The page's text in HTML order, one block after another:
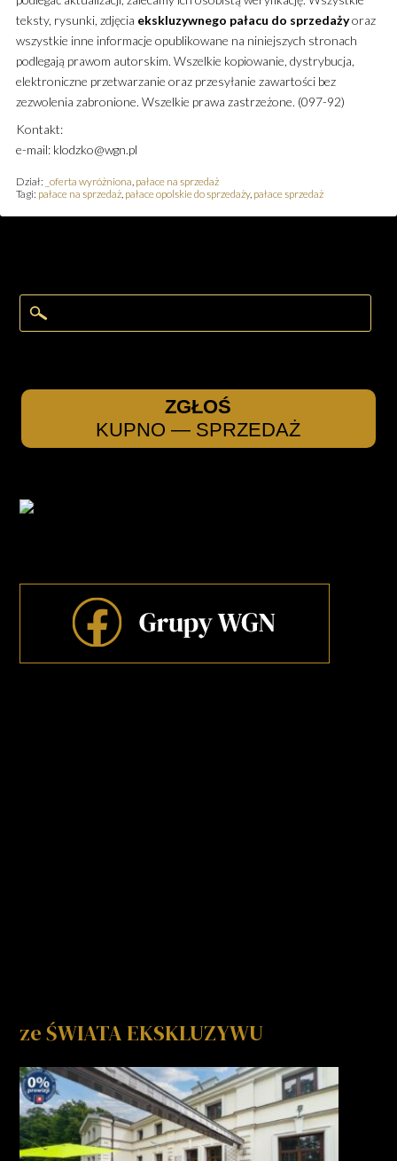
teksty, rysunki, zdjęcia ekskluzywnego pałacu do sprzedażyoraz
wszystkie inne informacje opublikowane na niniejszych stronach
podlegają prawom autorskim. Wszelkie kopiowanie, dystrybucja,
elektroniczne przetwarzanie oraz przesyłanie zawartości bez
zezwolenia zabronione. Wszelkie prawa zastrzeżone. (097-92)
Kontakt:
e-mail: klodzko@wgn.pl
Dział: _oferta wyróżniona pałace na sprzedaż
Tagi: pałace na sprzedaż, pałace opolskie do sprzedaży, pałace sprzedaż
ZGŁOŚ
KUPNO — SPRZEDAŻ
ze ŚWIATA EKSKLUZYWU